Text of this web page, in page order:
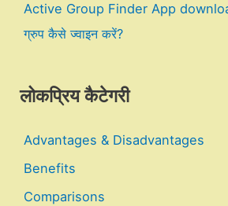
Active Group Finder App
ग्रुप कैसे ज्वाइन करें?
लोकप्रिय कैटेगरी
Advantages & Disadvantages
Benefits
Comparisons